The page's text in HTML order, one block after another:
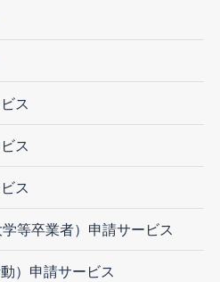
ス
ス
ス
等卒業者）申請サービス
）申請サービス